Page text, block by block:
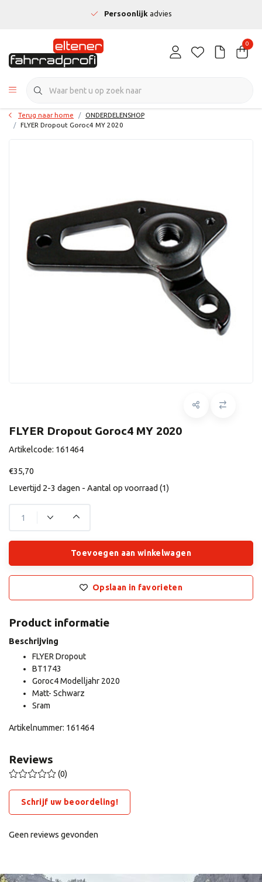
Persoonlijkadvies
0
Terug naar home
ONDERDELENSHOP
FLYER Dropout Goroc4 MY 2020
FLYER Dropout Goroc4 MY 2020
Artikelcode: 161464
€35,70
Levertijd 2-3 dagen - Aantal op voorraad (1)
Toevoegen aan winkelwagen
Opslaan in favorieten
Product informatie
Beschrijving
FLYER Dropout
BT1743
Goroc4 Modelljahr 2020
Matt- Schwarz
Sram
Artikelnummer: 161464
Reviews
(0)
Schrijf uw beoordeling!
Geen reviews gevonden